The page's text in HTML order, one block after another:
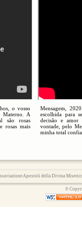
o vosso
Materno. A
são rosas
rosas mais
Mensagem,
escolhida para
decisão e
vontade, pelo
minha total
Apostoli della Divina
©